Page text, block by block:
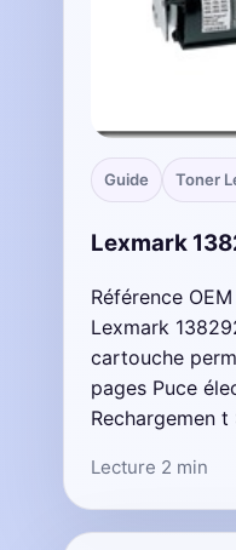
Guide Toner
Lexmark
Référence
Lexmark
cartouche
pages Puce
Rechargemen
Lecture 2 min